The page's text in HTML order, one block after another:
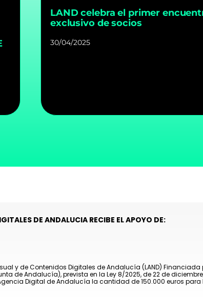
LAND celebra el primer
exclusivo de socios
30/04/2025
DE ANDALUCIA RECIBE EL APOYO DE:
y de Contenidos Digitales de Andalucía (LAND)
de Andalucía), prevista en la Ley 8/2025, de 22 de
Digital de Andalucía la cantidad de 150.000 euros